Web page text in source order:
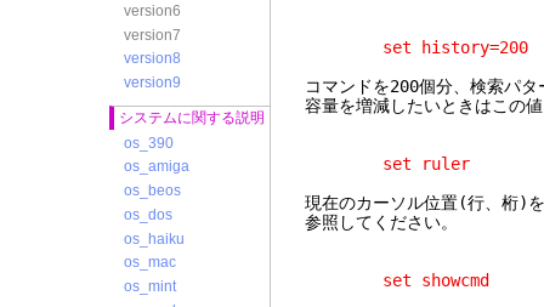
version6
version7
version8
version9
システムに関する説明
os_390
os_amiga
os_beos
os_dos
os_haiku
os_mac
os_mint
set history=200
コマンドを200個分、検索パ
容量を増減したいときはこの
set ruler
現在のカーソル位置(行、桁)
参照してください。
set showcmd